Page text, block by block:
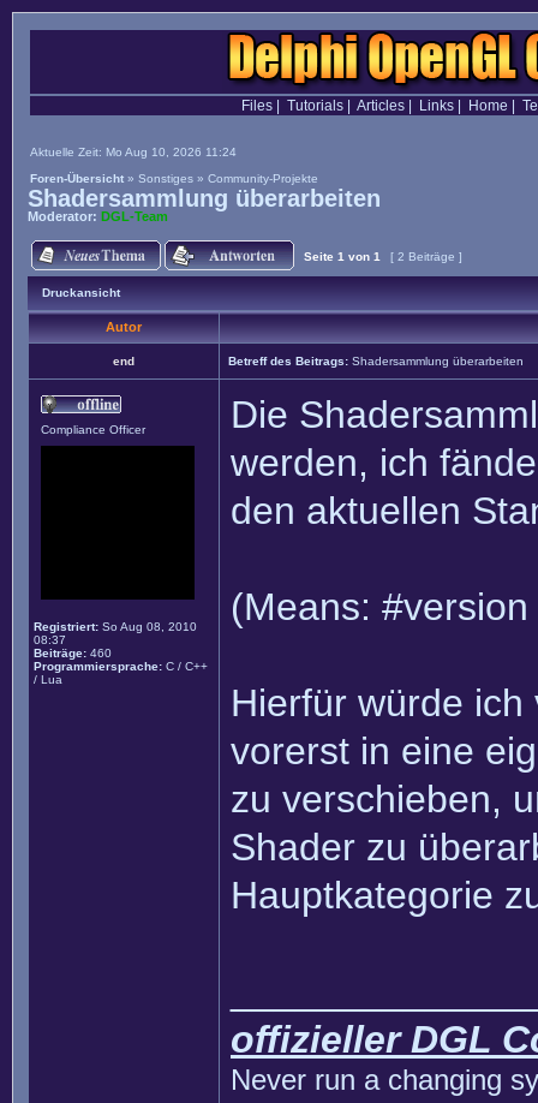
Files| Tutorials| Articles| Links| Home
Aktuelle Zeit: Mo Aug 10, 2026 11:24
Foren-Übersicht » Sonstiges » Community-Projekte
Shadersammlung überarbeiten
Moderator: DGL-Team
Seite 1 von 1 [ 2 Beiträge ]
Druckansicht
Autor
end Betreff des Beitrags: Shadersammlung überarbeiten
Compliance Officer
Registriert: So Aug 08, 2010
08:37
Beiträge: 460
Programmiersprache: C / C++
/ Lua
Die
werden, ich
den aktuellen
(Means:
Hierfür würde
vorerst in eine
zu verschieben,
Shader zu
Hauptkategorie
offizieller DGL
Never run a changing